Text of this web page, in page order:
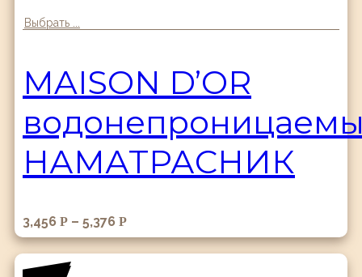
Выбрать ...
MAISON D’OR
НАМАТРАСНИК
3,456 Р – 5,376 Р